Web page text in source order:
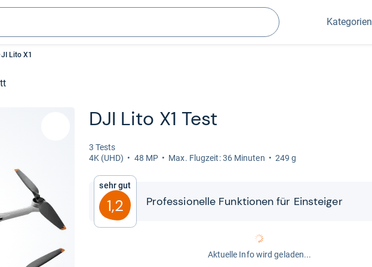
Suchen
Kategorien
Lito X1
DJI Lito X1 Test
3 Tests
4K (UHD)
48 MP Max. Flug­zeit: 36 Minu­ten 249 g
Sehr gut
1,2 Pro­fes­sio­nelle Funk­tio­nen für Ein­stei­ger
Aktuelle Info wird geladen...